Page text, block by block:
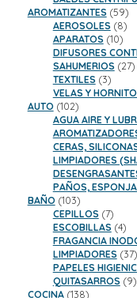
AROMATIZANTES 5959
AEROSOLES 88
APARATOS 1010
DIFUSORES
SAHUMERIOS 2727
TEXTILES 33
VELAS Y
AUTO 102102
productos
AGUA AIRE Y
CERAS,
LIMPIADORES
PAÑOS,
BAÑO 103103
productos
CEPILLOS 77
ESCOBILLAS 44
FRAGANCIA
LIMPIADORES 3737
PAPELES
QUITASARROS 99
COCINA 138138